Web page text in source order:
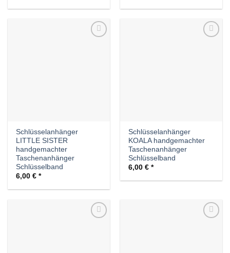
Schlüsselanhänger
LITTLE SISTER
handgemachter
Taschenanhänger
Schlüsselband
6,00€
Schlüsselanhänger
KOALA handgemachter
Taschenanhänger
Schlüsselband
6,00€